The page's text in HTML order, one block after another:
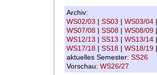
Archiv:
WS02/03 | SS03 | WS03/04
WS07/08 | SS08 | WS08/09
WS12/13 | SS13 | WS13/14
WS17/18 | SS18 | WS18/19
aktuelles Semester: SS26
Vorschau: WS26/27